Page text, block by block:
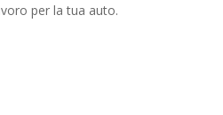
per la tua auto.